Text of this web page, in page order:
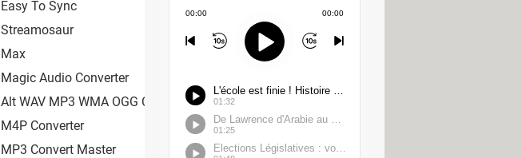
Easy To Sync
Streamosaur
Max
Magic Audio Converter
Alt WAV MP3 WMA OGG Converter
M4P Converter
MP3 Convert Master